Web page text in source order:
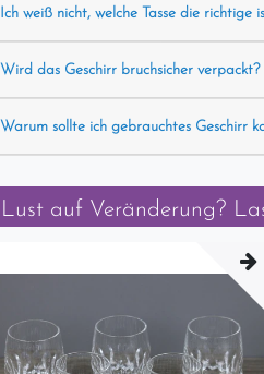
Ich weiß nicht, welche Tasse die richtige
Wird das Geschirr bruchsicher verpackt?
Warum sollte ich gebrauchtes Geschirr
Lust auf Veränderung?